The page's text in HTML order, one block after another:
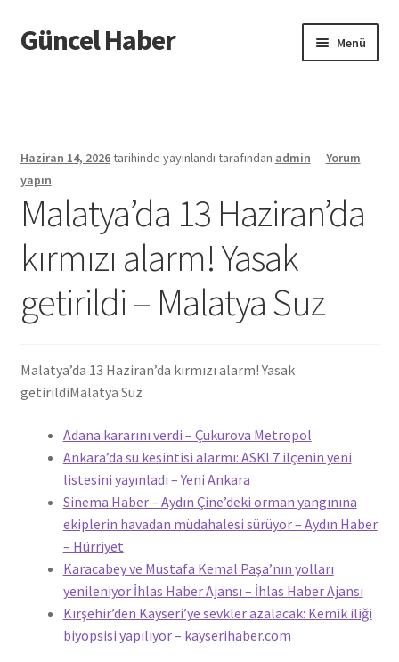
Dolaşıma
geç
İçeriğe
geç
Güncel Haber Menü
Haziran 14, 2026tarihinde yayınlandı tarafından admin —Yorum
yapın
Malatya’da 13 Haziran’da
kırmızı alarm! Yasak
getirildi – Malatya Suz
Malatya’da 13 Haziran’da kırmızı alarm! Yasak
getirildiMalatya Süz
Adana kararını verdi – Çukurova Metropol
Ankara’da su kesintisi alarmı: ASKI 7 ilçenin yeni
listesini yayınladı – Yeni Ankara
Sinema Haber – Aydın Çine’deki orman yangınına
ekiplerin havadan müdahalesi sürüyor – Aydın Haber
– Hürriyet
Karacabey ve Mustafa Kemal Paşa’nın yolları
yenileniyor İhlas Haber Ajansı – İhlas Haber Ajansı
Kırşehir’den Kayseri’ye sevkler azalacak: Kemik iliği
biyopsisi yapılıyor – kayserihaber.com